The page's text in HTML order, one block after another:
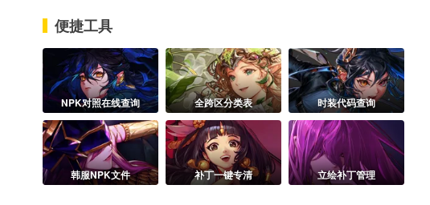
便捷工具
NPK对照在线查询 全跨区分类表 时装代码查询
韩服NPK文件 补丁一键专清 立绘补丁管理